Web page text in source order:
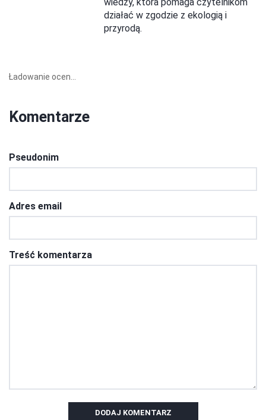
działać w zgodzie z ekologią i
przyrodą.
Ładowanie ocen...
Komentarze
Pseudonim
Adres email
Treść komentarza
DODAJ KOMENTARZ